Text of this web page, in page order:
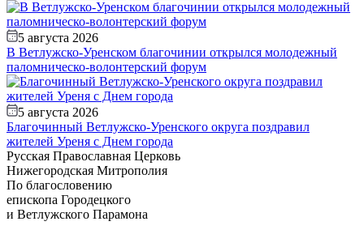
5 августа 2026
В Ветлужско-Уренском благочинии открылся молодежный
паломническо-волонтерский форум
5 августа 2026
Благочинный Ветлужско-Уренского округа поздравил
жителей Уреня с Днем города
Русская Православная Церковь
Нижегородская Митрополия
По благословению
епископа Городецкого
и Ветлужского Парамона